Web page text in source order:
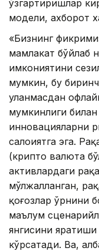
ўзгартиришлар
модели, ахборот
«Бизнинг
мамлакат бўйлаб
имкониятини
мумкин, бу
уланмасдан
мумкинлиги
инновацияларни
салоҳиятга эга.
(крипто валюта
активлардаги
мўлжалланган,
қоғозлар ўрнини
маълум
янгисини
кўрсатади. Ва,